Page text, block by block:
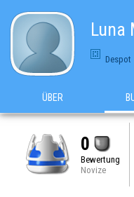
Luna
Despot
ÜBER
0
Bewertung
Novize